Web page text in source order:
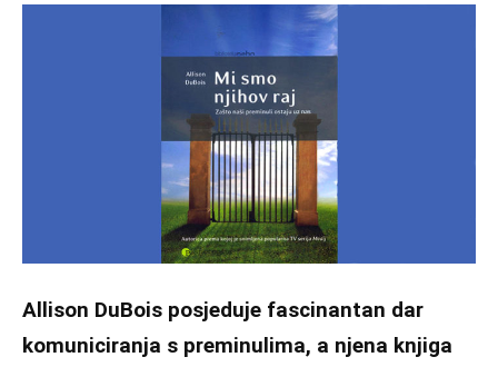
Allison DuBois posjeduje fascinantan dar
komuniciranja s preminulima, a njena knjiga